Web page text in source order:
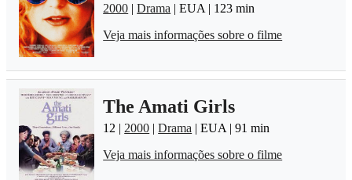
2000 |Drama | EUA | 123 min
Veja mais informações sobre o filme
The Amati Girls
12 | 2000 |Drama | EUA | 91 min
Veja mais informações sobre o filme